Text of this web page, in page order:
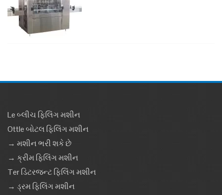
Le બ્લીચ ફિલિંગ મશીન
Ottle બોટલ ફિલિંગ મશીન
→ મશીન ભરી શકે છે
→ ક્રીમ ફિલિંગ મશીન
Ter ડિટરજન્ટ ફિલિંગ મશીન
→ ડ્રમ ફિલિંગ મશીન